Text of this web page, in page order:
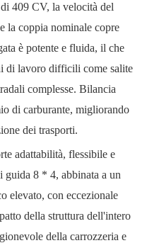
409 CV, la velocità del
la coppia nominale copre
è potente e fluida, il che
di lavoro difficili come salite
complesse. Bilancia
di carburante, migliorando
dei trasporti.
adattabilità, flessibile e
guida 8 * 4, abbinata a un
elevato, con eccezionale
della struttura dell'intero
della carrozzeria e